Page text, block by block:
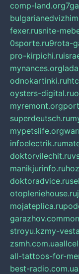
comp-land.org
fexer.rusnite-
0sporte.ru9rota-
pro-kirpichi.ru
mynances.org
odnokartinki.ru
oysters-digital.ru
myremont.org
superdeutsch.ru
mypetslife.org
infoelectrik.ru
doktorvilechit.ru
manikjurinfo.ru
doktoradvice.ru
otopleniehouse.ru
mojateplica.ru
garazhov.com
stroyu.kzmy-
zsmh.com.ua
all-tattoos-for-
best-radio.com.ua